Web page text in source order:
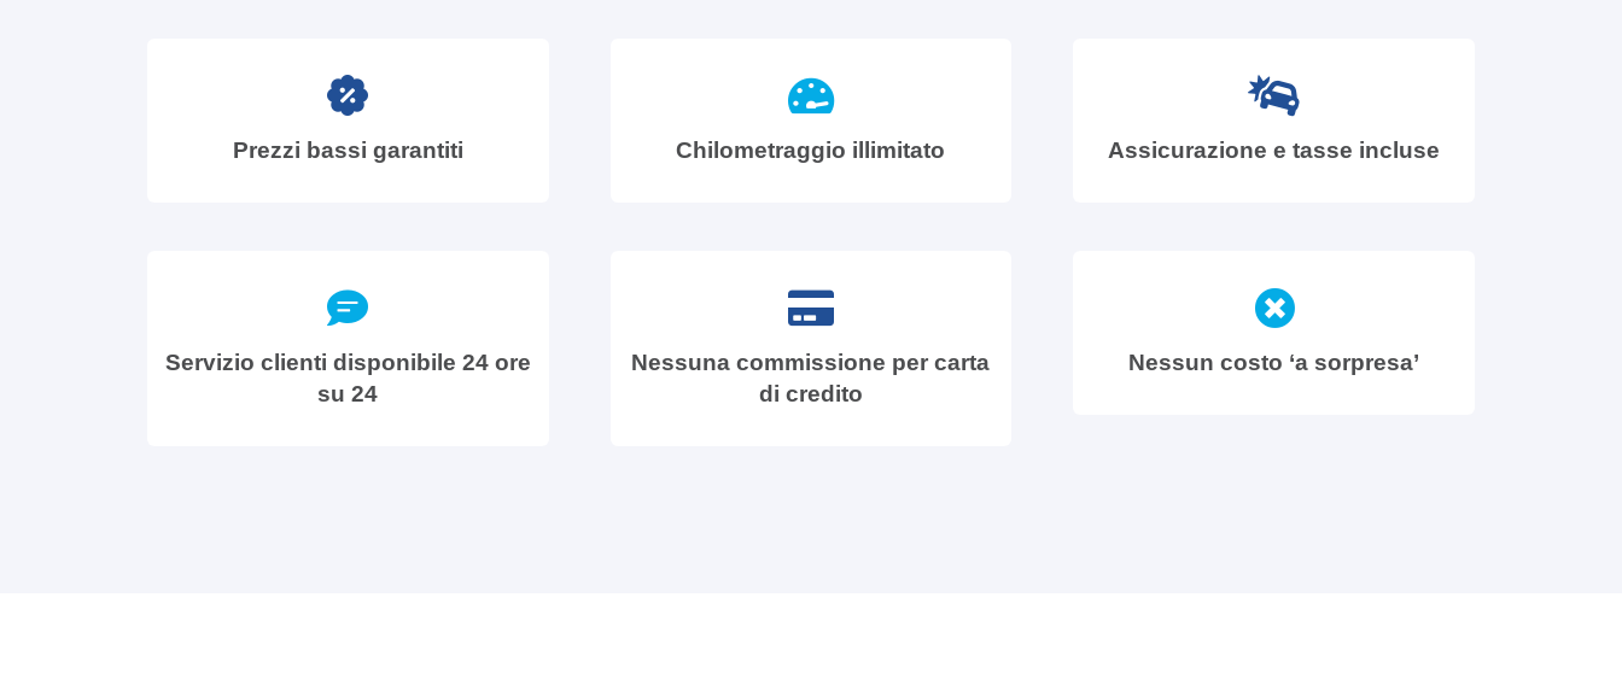
Prezzi bassi garantiti Chilometraggio illimitato Assicurazione e tasse incluse
Servizio clienti disponibile 24 ore
su 24
Nessuna commissione per carta
di credito
Nessun costo ‘a sorpresa’